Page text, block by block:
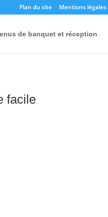
Plan du site Mentions légales
de banquet et réception
facile